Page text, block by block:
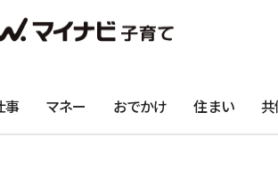
事 マネー おでかけ 住まい